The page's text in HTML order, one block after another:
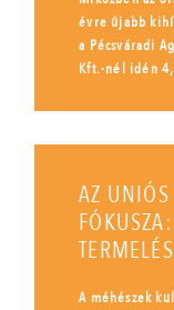
évre újabb
a Pécsváradi
Kft.-nél idén
AZ UNIÓS
TERMELÉS
A méhészek